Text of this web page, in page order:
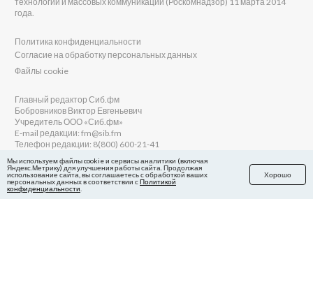
года.
Политика конфиденциальности
Согласие на обработку персональных данных
Файлы cookie
Главный редактор Сиб.фм
Бобровников Виктор Евгеньевич
Учредитель ООО «Сиб.фм»
E-mail редакции: fm@sib.fm
Телефон редакции: 8(800) 600-21-41
Сайт разработан и поддерживается Технодзен
Мы используем файлы cookie и сервисы аналитики (включая
Яндекс.Метрику) для улучшения работы сайта. Продолжая
использование сайта, вы соглашаетесь с обработкой ваших
персональных данных в соответствии сПолитикой
конфиденциальности
Хорошо